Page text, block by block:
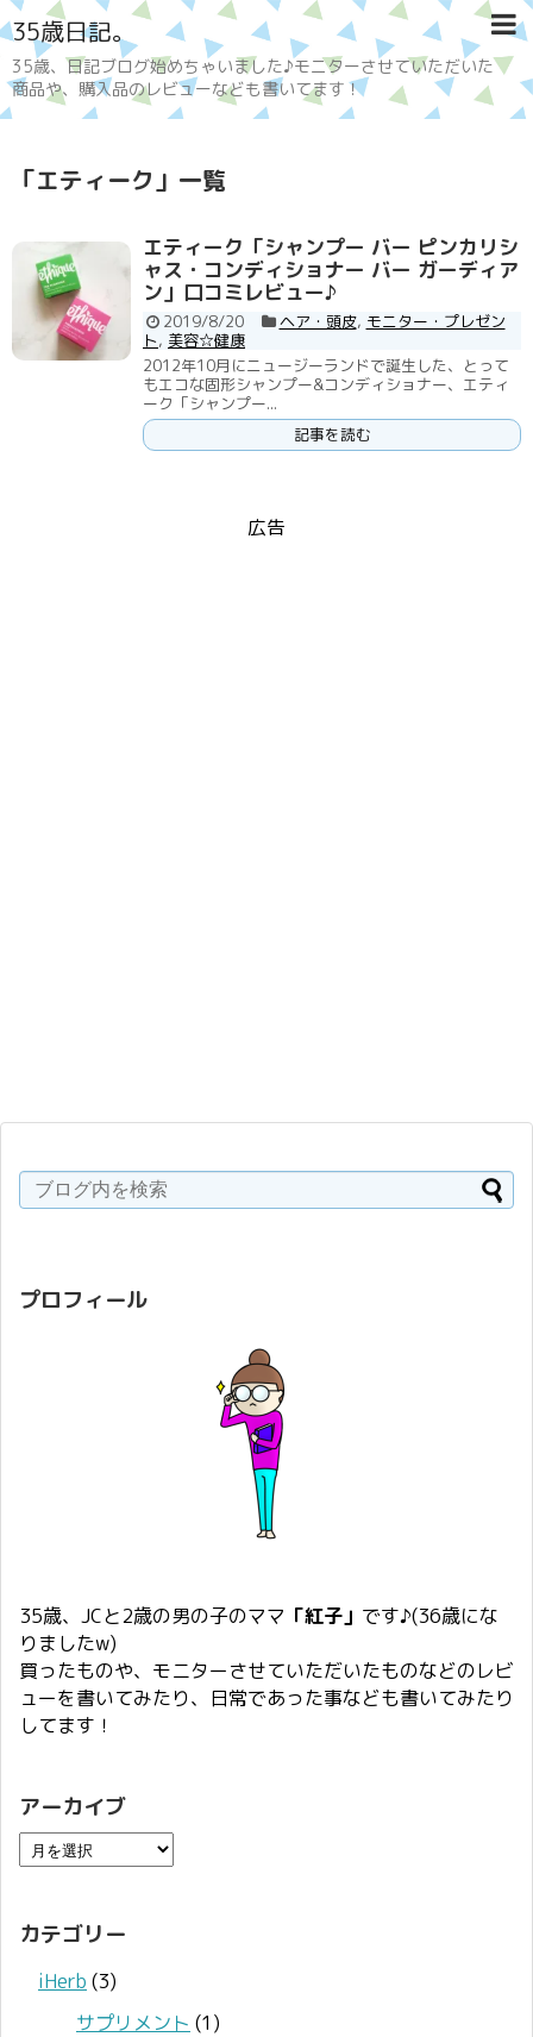
35歳日記。
35歳、日記ブログ始めちゃいました♪モニターさせていただいた
商品や、購入品のレビューなども書いてます！
「エティーク 」 一覧
エティーク「シャンプー バー ピンカリシ
ャス・コンディショナー バー ガーディア
ン」口コミレビュー♪
2019/8/20 ヘア・頭皮, モニター・プレゼン
ト, 美容☆健康
2012年10月にニュージーランドで誕生した、とって
もエコな固形シャンプー&コンディショナー、エティ
ーク「シャンプー...
記事を読む
広告
プロフィール
35歳、JCと2歳の男の子のママ 「紅子」 です♪(36歳にな
りましたw)
買ったものや、モニターさせていただいたものなどのレビ
ューを書いてみたり、日常であった事なども書いてみたり
してます！
アーカイブ
カテゴリー
iHerb (3)
サプリメント (1)